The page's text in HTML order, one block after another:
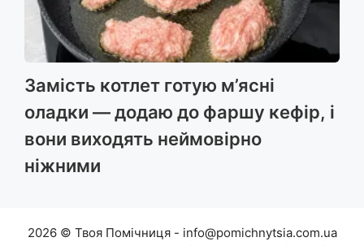
Замість котлет готую м’ясні
оладки — додаю до фаршу кефір, і
вони виходять неймовірно
ніжними
2026 © Твоя Помічниця - info@pomichnytsia.com.ua